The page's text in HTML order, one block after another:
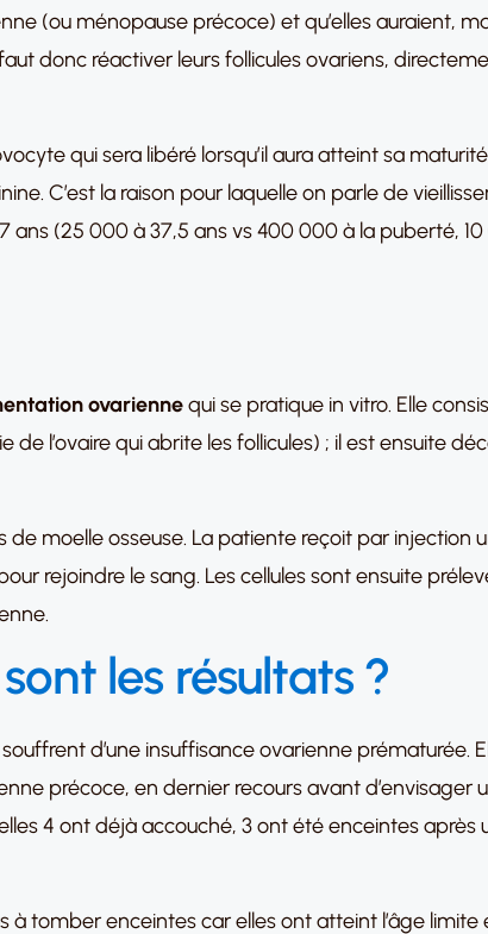
(ou ménopause précoce) et qu’elles auraient,
donc réactiver leurs follicules ovariens,
qui sera libéré lorsqu’il aura atteint sa
C’est la raison pour laquelle on parle de
ans (25 000 à 37,5 ans vs 400 000 à la puberté,
ovariennequi se pratique in vitro. Elle
l’ovaire qui abrite les follicules) ; il est ensuite
moelle osseuse. La patiente reçoit par injection
rejoindre le sang. Les cellules sont ensuite
les résultats ?
d’une insuffisance ovarienne prématurée.
précoce, en dernier recours avant d’envisager
4 ont déjà accouché, 3 ont été enceintes après
à tomber enceintes car elles ont atteint l’âge limite